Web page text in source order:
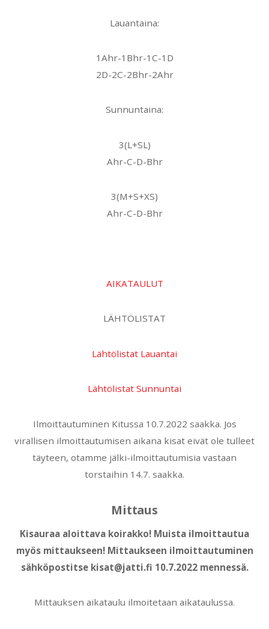
Lauantaina:
1Ahr-1Bhr-1C-1D
2D-2C-2Bhr-2Ahr
Sunnuntaina:
3(L+SL)
Ahr-C-D-Bhr
3(M+S+XS)
Ahr-C-D-Bhr
AIKATAULUT
LÄHTÖLISTAT
Lähtölistat Lauantai
Lähtölistat Sunnuntai
Ilmoittautuminen Kitussa 10.7.2022 saakka. Jos
virallisen ilmoittautumisen aikana kisat eivät ole tulleet
täyteen, otamme jälki-ilmoittautumisia vastaan
torstaihin 14.7. saakka.
Mittaus
Kisauraa aloittava koirakko! Muista ilmoittautua
myös mittaukseen! Mittaukseen ilmoittautuminen
sähköpostitse kisat@jatti.fi 10.7.2022 mennessä.
Mittauksen aikataulu ilmoitetaan aikataulussa.